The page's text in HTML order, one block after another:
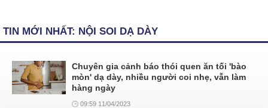
TIN MỚI NHẤT: NỘI SOI DẠ DÀY
Chuyên gia cảnh báo thói quen ăn tối 'bào
mòn' dạ dày, nhiều người coi nhẹ, vẫn làm
hàng ngày
09:59 11/04/2023